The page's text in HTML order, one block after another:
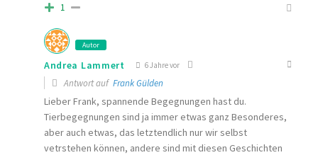
1
Autor
Andrea Lammert 6 Jahre vor
Antwort auf Frank Gülden
Lieber Frank, spannende Begegnungen hast du.
Tierbegegnungen sind ja immer etwas ganz Besonderes,
aber auch etwas, das letztendlich nur wir selbst
vetrstehen können, andere sind mit diesen Geschichten